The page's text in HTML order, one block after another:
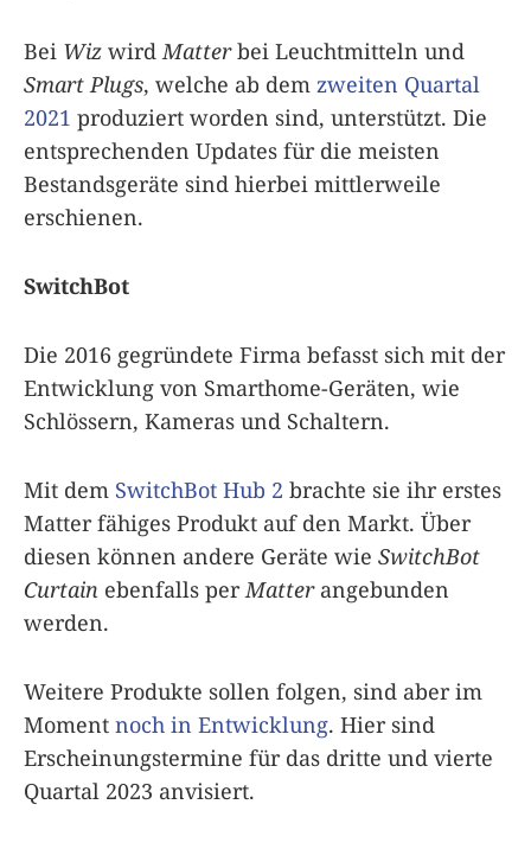
Bei Wiz wirdMatterbei Leuchtmitteln und
Smart Plugs, welche ab dem zweiten Quartal
2021 produziert worden sind, unterstützt. Die
entsprechenden Updates für die meisten
Bestandsgeräte sind hierbei mittlerweile
erschienen.
SwitchBot
Die 2016 gegründete Firma befasst sich mit der
Entwicklung von Smarthome-Geräten, wie
Schlössern, Kameras und Schaltern.
Mit dem SwitchBot Hub 2 brachte sie ihr erstes
Matter fähiges Produkt auf den Markt. Über
diesen können andere Geräte wie SwitchBot
Curtain ebenfalls perMatterangebunden
werden.
Weitere Produkte sollen folgen, sind aber im
Moment noch in Entwicklung. Hier sind
Erscheinungstermine für das dritte und vierte
Quartal 2023 anvisiert.